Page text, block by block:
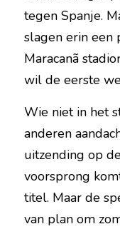
tegen Spanje.
slagen erin een
Maracanã
wil de eerste
Wie niet in het
anderen
uitzending op
voorsprong
titel. Maar de
van plan om